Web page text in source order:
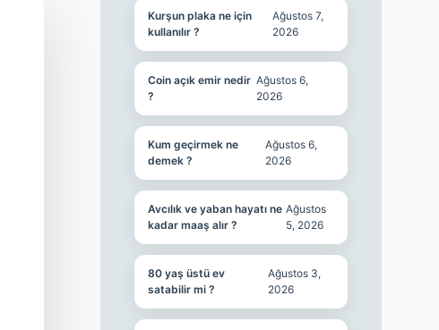
Kurşun plaka ne için
kullanılır ?
Ağustos 7,
2026
Coin açık emir nedir
?
Ağustos 6,
2026
Kum geçirmek ne
demek ?
Ağustos 6,
2026
Avcılık ve yaban hayatı ne
kadar maaş alır ?
Ağustos
5, 2026
80 yaş üstü ev
satabilir mi ?
Ağustos 3,
2026